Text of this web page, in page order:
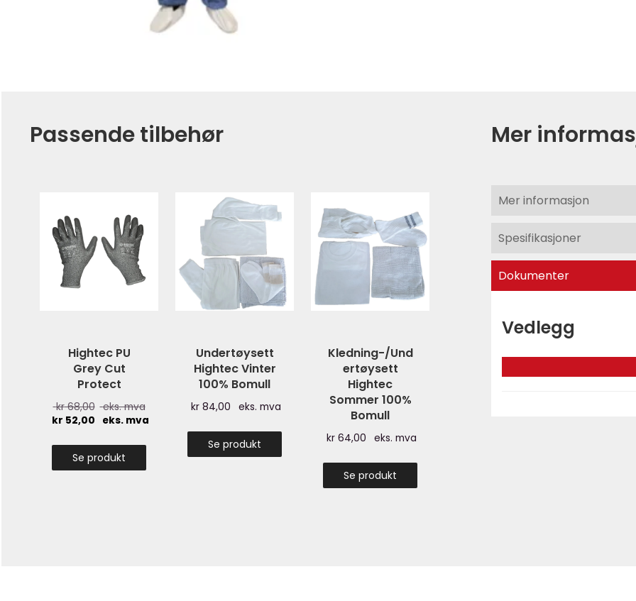
Passende tilbehør
Hightec PU
Grey Cut
Protect
kr68,00 eks. mva
kr 52,00 eks. mva
Se produkt
Undertøysett
Hightec Vinter
100% Bomull
kr 84,00 eks. mva
Se produkt
Kledning-/Und
ertøysett
Hightec
Sommer 100%
Bomull
kr 64,00 eks. mva
Se produkt
Mer
Mer informasjon
Spesifikasjoner
Dokumenter
Vedlegg